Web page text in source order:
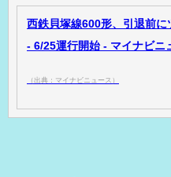
西鉄貝塚線600形、引退前
- 6/25運行開始 - マイナビニ
（出典：マイナビニュース）